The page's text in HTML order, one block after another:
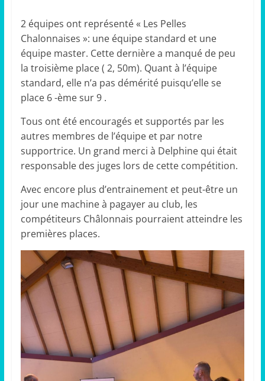
2 équipes ont représenté « Les Pelles
Chalonnaises »: une équipe standard et une
équipe master. Cette dernière a manqué de peu
la troisième place ( 2, 50m). Quant à l’équipe
standard, elle n’a pas démérité puisqu’elle se
place 6 -ème sur 9 .
Tous ont été encouragés et supportés par les
autres membres de l’équipe et par notre
supportrice. Un grand merci à Delphine qui était
responsable des juges lors de cette compétition.
Avec encore plus d’entrainement et peut-être un
jour une machine à pagayer au club, les
compétiteurs Châlonnais pourraient atteindre les
premières places.